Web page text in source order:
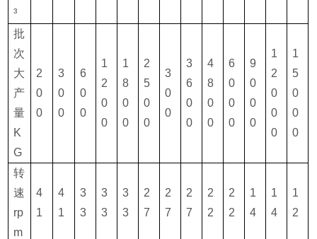
³
批
次
大
产
量
K
G
2
0
0
3
0
0
6
0
0
1
2
0
0
1
8
0
0
2
5
0
0
3
0
0
3
6
0
0
4
8
0
0
6
0
0
0
9
0
0
0
1
2
0
0
0
1
5
0
0
0
转
速
rp
m
4
1
4
1
3
3
3
3
3
3
2
7
2
7
2
7
2
2
2
2
1
4
1
4
1
2